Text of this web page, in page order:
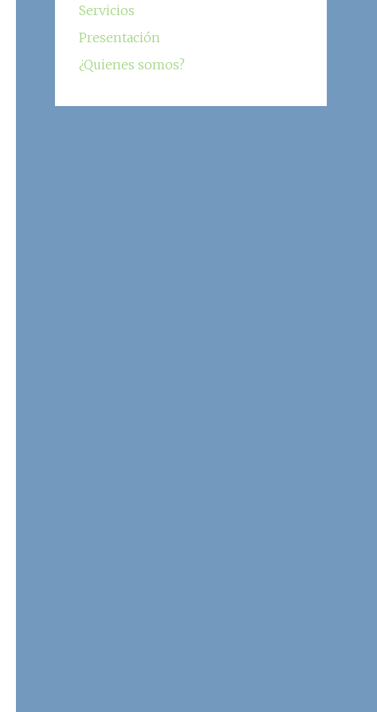
Servicios
Presentación
¿Quienes somos?